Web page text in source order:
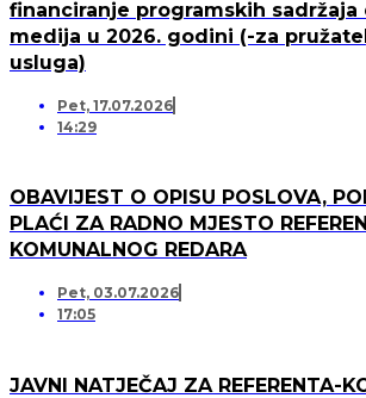
financiranje programskih
medija u 2026. godini (-za
usluga)
Pet, 17.07.2026
14:29
OBAVIJEST O OPISU POSLOVA,
PLAĆI ZA RADNO MJESTO
KOMUNALNOG REDARA
Pet, 03.07.2026
17:05
JAVNI NATJEČAJ ZA REFERENTA-